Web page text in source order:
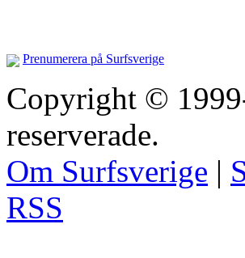
Prenumerera på Surfsverige
Copyright ©
reserverade.
Om Surfsverige |
RSS